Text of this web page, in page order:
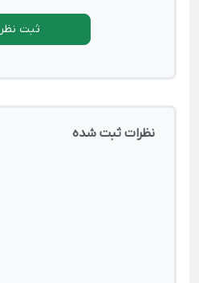
ثبت نظر
نظرات ثبت شده